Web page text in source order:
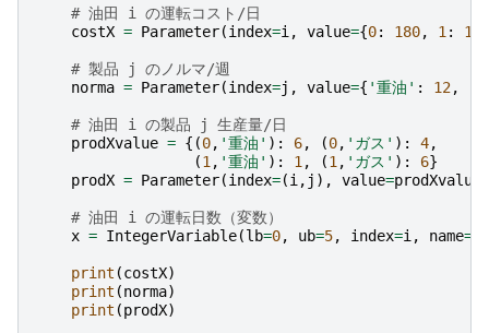
# 油田 i の運転コスト/日
costX = Parameter(index=i , value={0: 180, 1 : 160
# 製品 j のノルマ/週
norma = Parameter(index=j , value={ '重油' : 12,
# 油田 i の製品 j 生産量/日
prodXvalue = {(0, '重油' ): 6, (0, 'ガス' ): 4,
(1 , '重油' ): 1 , (1 , 'ガス' ): 6}
prodX = Parameter(index=(i , j ), value=prodXvalue
# 油田 i の運転日数（変数）
x = IntegerVariable(lb=0, ub=5, index=i , name=
print (costX)
print (norma)
print (prodX)